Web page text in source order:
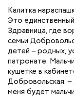
Калитка
Это
Здравница, где
семьи
детей – родных,
патронате.
кушетке в
Добровольская.
меня будет